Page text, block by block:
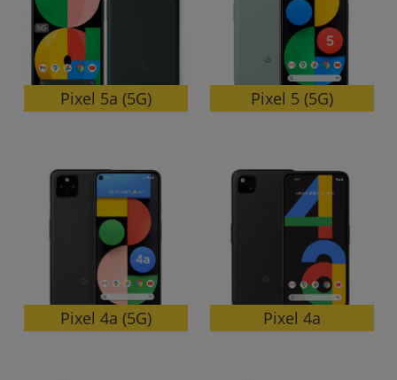
Pixel 5a (5G) Pixel 5 (5G)
Pixel 4a (5G) Pixel 4a